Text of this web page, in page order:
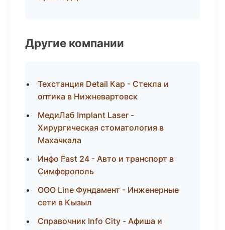
Другие компании
Техстанция Detail Кар - Стекла и
оптика в Нижневартовск
МедиЛаб Implant Laser -
Хирургическая стоматология в
Махачкала
Инфо Fast 24 - Авто и транспорт в
Симферополь
ООО Line Фундамент - Инженерные
сети в Кызыл
Справочник Info City - Афиша и